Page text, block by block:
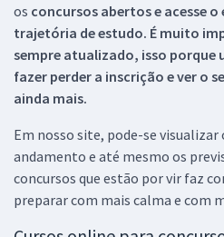
os concursos abertos e acesse
trajetória de estudo. É muito
sempre atualizado, isso porque
fazer perder a inscrição e ver o
ainda mais.
Em nosso site, pode-se visualizar
andamento e até mesmo os
concursos que estão por vir faz
preparar com mais calma e com